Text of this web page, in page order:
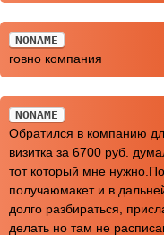
NONAME
говно компания
NONAME
Обратился в компанию
визитка за 6700 руб.
тот который мне
получаюмакет и в
долго разбираться,
делать но там не